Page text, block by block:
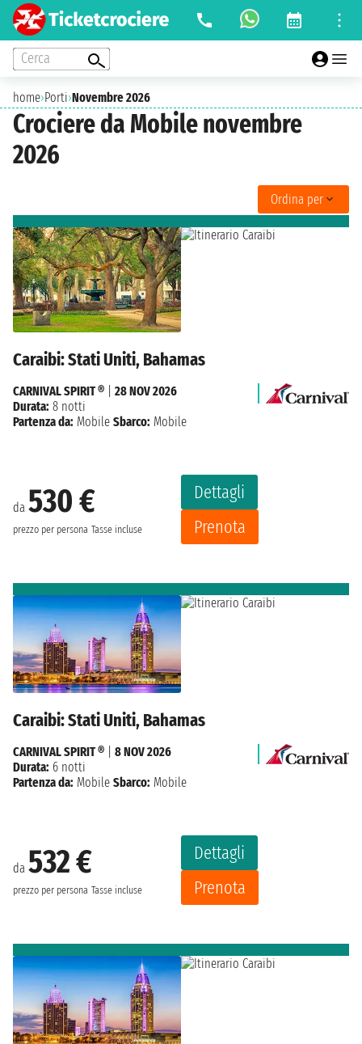
Cerca
home›Porti›Novembre 2026
Crociere da Mobile novembre
2026
Ordina per
Caraibi: Stati Uniti, Bahamas
da 530 €
prezzo per persona Tasse incluse
Dettagli
Prenota
CARNIVAL SPIRIT ®
28 NOV 2026
Durata: 8 notti
Partenza da: Mobile Sbarco: Mobile
Caraibi: Stati Uniti, Bahamas
da 532 €
prezzo per persona Tasse incluse
Dettagli
Prenota
CARNIVAL SPIRIT ®
8 NOV 2026
Durata: 6 notti
Partenza da: Mobile Sbarco: Mobile